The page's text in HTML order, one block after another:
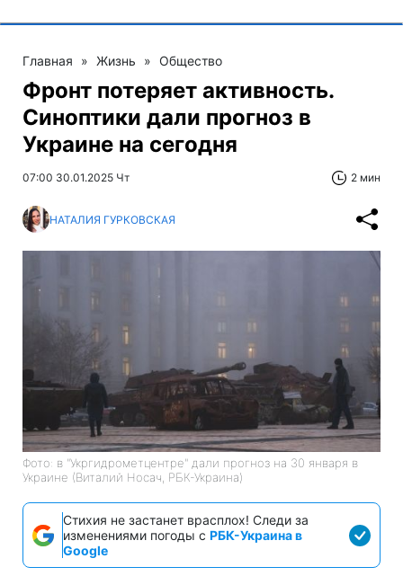
Главная » Жизнь » Общество
Фронт потеряет активность.
Синоптики дали прогноз в
Украине на сегодня
07:00 30.01.2025 Чт 2 мин
НАТАЛИЯ ГУРКОВСКАЯ
Фото: в "Укргидрометцентре" дали прогноз на 30 января в
Украине (Виталий Носач, РБК-Украина)
Стихия не застанет врасплох! Следи за
изменениями погоды с РБК-Украина в
Google